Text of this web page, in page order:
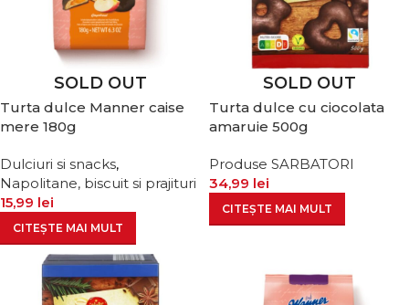
SOLD OUT
Turta dulce Manner caise
mere 180g
Dulciuri si snacks,
Napolitane, biscuit si prajituri
15,99 lei
CITEȘTE MAI MULT
SOLD OUT
Turta dulce cu ciocolata
amaruie 500g
Produse SARBATORI
34,99 lei
CITEȘTE MAI MULT